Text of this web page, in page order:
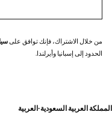
من خلال الاشتراك، فإنك توافق على
الحدود إلى إسبانيا وأيرلندا.
المملكة العربية السعودية·العربية